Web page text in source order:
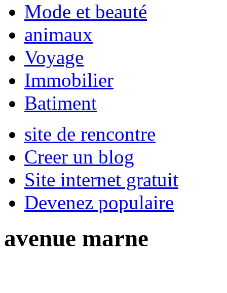
Mode et beauté
animaux
Voyage
Immobilier
Batiment
site de rencontre
Creer un blog
Site internet gratuit
Devenez populaire
avenue marne